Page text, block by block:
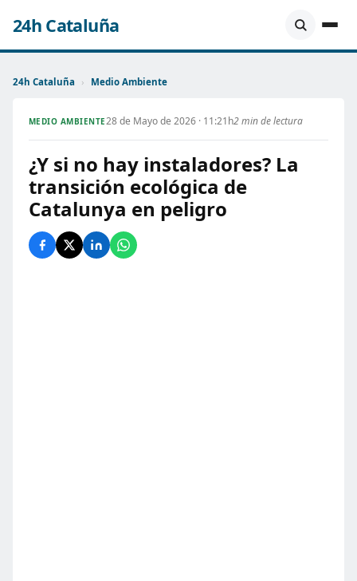
24h Cataluña
24h Cataluña › Medio Ambiente
MEDIO AMBIENTE28 de Mayo de 2026 · 11:21h2 min de lectura
¿Y si no hay instaladores? La
transición ecológica de
Catalunya en peligro